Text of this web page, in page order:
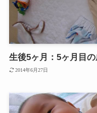
生後5ヶ月：5ヶ月目
2014年6月27日